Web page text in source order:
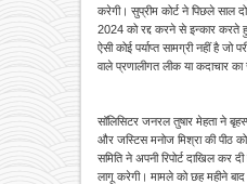
करेगी। सुप्रीम कोर्ट ने पिछले साल
2024 को रद्द करने से इन्कार करते
ऐसी कोई पर्याप्त सामग्री नहीं है जो
वाले प्रणालीगत लीक या कदाचार
सॉलिसिटर जनरल तुषार मेहता ने
और जस्टिस मनोज मिश्रा की पीठ
समिति ने अपनी रिपोर्ट दाखिल कर
लागू करेगी। मामले को छह महीने